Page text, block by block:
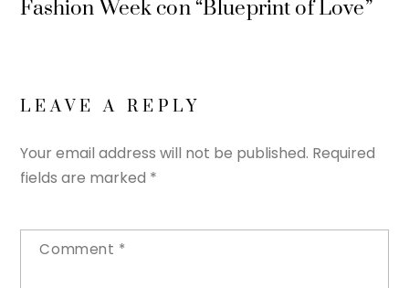
Fashion Week con “Blueprint of Love”
LEAVE A REPLY
Your email address will not be published. Required
fields are marked *
Comment *